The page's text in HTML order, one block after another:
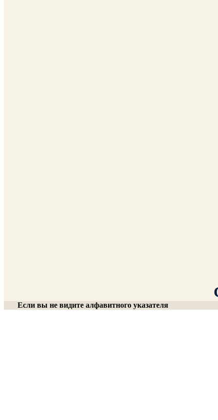
Если вы не видите алфавитного указателя